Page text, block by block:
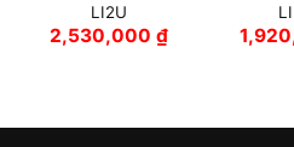
LI2U
2,530,000 ₫